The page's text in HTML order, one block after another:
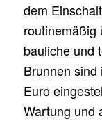
dem
routinemäßig
bauliche und
Brunnen
Euro
Wartung und